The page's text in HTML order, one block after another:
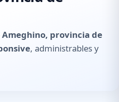
provincia de
, administrables y